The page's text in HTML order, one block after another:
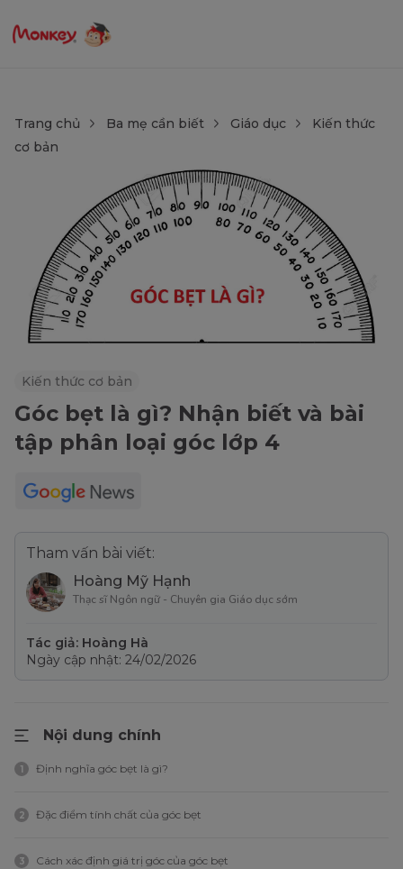
Trang chủ Ba mẹ cần biết Giáo dục
Kiến thức
cơ bản
Kiến thức cơ bản
Góc bẹt là gì? Nhận biết và bài
tập phân loại góc lớp 4
Tham vấn bài viết:
Hoàng Mỹ Hạnh
Thạc sĩ Ngôn ngữ - Chuyên gia Giáo dục sớm
Tác giả: Hoàng Hà
Ngày cập nhật: 24/02/2026
Nội dung chính
1 Định nghĩa góc bẹt là gì?
2 Đặc điểm tính chất của góc bẹt
3 Cách xác định giá trị góc của góc bẹt